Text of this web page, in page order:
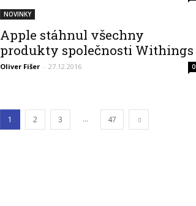
NOVINKY
Apple stáhnul všechny
produkty společnosti Withings
Oliver Fišer - 27.12.2016 0
1 2 3 ... 47